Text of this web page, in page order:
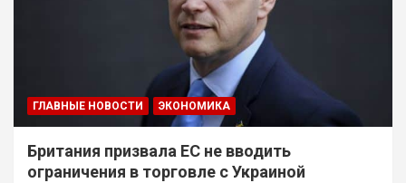
ГЛАВНЫЕ НОВОСТИ ЭКОНОМИКА
Британия призвала ЕС не вводить
ограничения в торговле с Украиной